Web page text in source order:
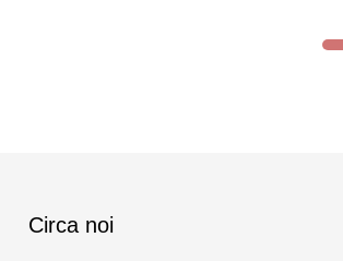
Circa noi